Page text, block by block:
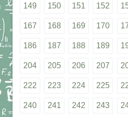
149 150 151 152
167 168 169 170
186 187 188 189
204 205 206 207
222 223 224 225
240 241 242 243